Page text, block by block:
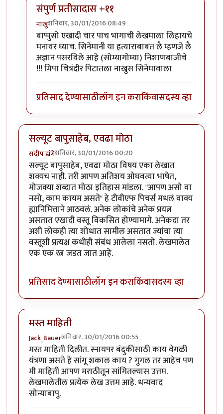
संपुर्ण प्रतीसादास +११
नाखुशनिवार, 30/01/2016 08:49
In reply toविज्ञान लेखमालेतील लेखांनाbyएस
बाप्पुसो एखादी चार पाच भागाची लेखमाला लिहायचे
मनावर घ्याच. सिनेमानी या हत्याराबाबत लै म्हणजे लै
अज्ञान पसरविले आहे (सोम्यागोम्या) निशाणबाजीचे
!!! मिपा चित्रंदीर पिटातला नाखुस सिनेमावाला
प्रतिसाद देण्यासाठीलॉग इन कराकिंवासदस्य व्हा
सल्यूट बापुसाहेब, एवढा मोठा
संदीप डांगेशनिवार, 30/01/2016 00:20
सल्यूट बापुसाहेब, एवढा मोठा विषय एका लेखात
शक्यच नाही. तरी आपण अतिशय ओघवत्या भाषेत,
मोजक्या शब्दात मोठा इतिहास मांडला. "आपण असो वा
नसो, काम कायम असते" हे टीवीएफ पिचर्स मधलं वाक्य
ह्यानिमित्ताने आठवलं. अनेक लोकांचे अनेक प्रयत्न
असतात एखादी वस्तू विकसित होण्यामागे. अनेकदा तर
अशी लोकही त्या शोधात सामील असतात ज्यांचा त्या
वस्तूशी प्रत्यक्ष कधीही संबंध आलेला नसतो. लेखमालेत
एक एक रत्न जडत जात आहे.
प्रतिसाद देण्यासाठीलॉग इन कराकिंवासदस्य व्हा
मस्त माहिती
Jack_Bauerशनिवार, 30/01/2016 00:55
मस्त माहिती दिलीत. स्नायपर बंदुकीसाठी काय वेगळी
यंत्रणा असते हे सांगू शकाल काय ? गुगल तर आहेच पण
मी माहिती आपण मराठीतून सांगितल्यास उत्तम.
लेखमालेतील प्रत्येक लेख उत्तम आहे. धन्यवाद
सोन्याबापु.